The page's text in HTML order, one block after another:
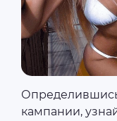
кампании,